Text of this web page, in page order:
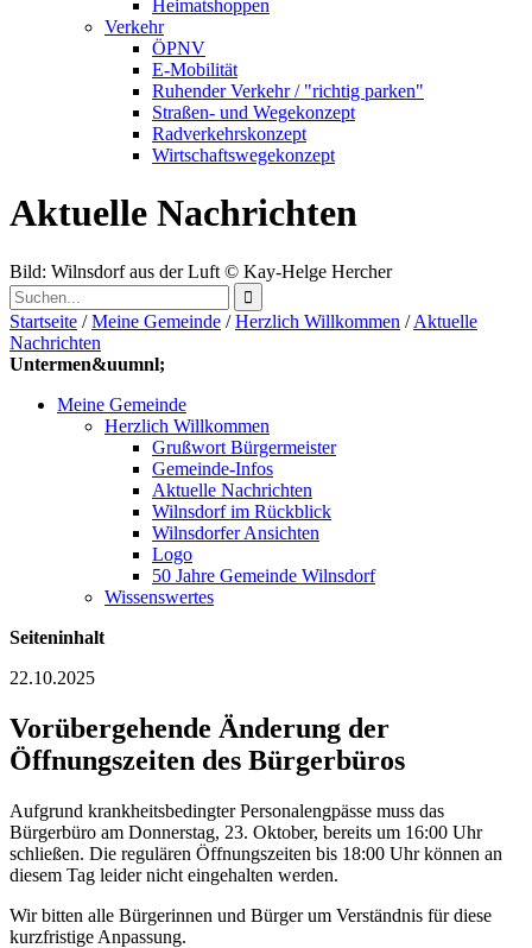
Heimatshoppen
Verkehr
ÖPNV
E-Mobilität
Ruhender Verkehr / "richtig parken"
Straßen- und Wegekonzept
Radverkehrskonzept
Wirtschaftswegekonzept
Aktuelle Nachrichten
Bild: Wilnsdorf aus der Luft © Kay-Helge Hercher
Startseite /Meine Gemeinde /Herzlich Willkommen /Aktuelle
Nachrichten
Untermen&uumnl;
Meine Gemeinde
Herzlich Willkommen
Grußwort Bürgermeister
Gemeinde-Infos
Aktuelle Nachrichten
Wilnsdorf im Rückblick
Wilnsdorfer Ansichten
Logo
50 Jahre Gemeinde Wilnsdorf
Wissenswertes
Seiteninhalt
22.10.2025
Vorübergehende Änderung der
Öffnungszeiten des Bürgerbüros
Aufgrund krankheitsbedingter Personalengpässe muss das
Bürgerbüro am Donnerstag, 23. Oktober, bereits um 16:00 Uhr
schließen. Die regulären Öffnungszeiten bis 18:00 Uhr können an
diesem Tag leider nicht eingehalten werden.
Wir bitten alle Bürgerinnen und Bürger um Verständnis für diese
kurzfristige Anpassung.